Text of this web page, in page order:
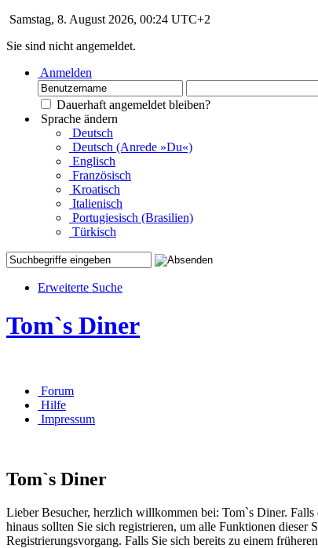
Samstag, 8. August 2026, 00:24 UTC+2
Sie sind nicht angemeldet.
Anmelden
Dauerhaft angemeldet bleiben?
Sprache ändern
Deutsch
Deutsch (Anrede »Du«)
Englisch
Französisch
Kroatisch
Italienisch
Portugiesisch (Brasilien)
Türkisch
Erweiterte Suche
Tom`s Diner
Forum
Hilfe
Impressum
Tom`s Diner
Lieber Besucher, herzlich willkommen bei: Tom`s Diner.
hinaus sollten Sie sich registrieren, um alle Funktionen dieser
Registrierungsvorgang. Falls Sie sich bereits zu einem